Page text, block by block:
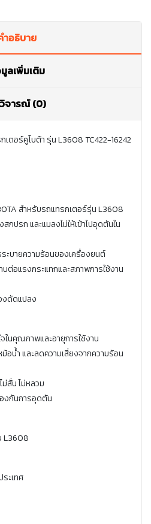
ำอธิบาย
ลเพิ่มเติม
จารณ์ (0)
เตอร์คูโบต้า รุ่น L3608 TC422-16242
สำหรับรถแทรกเตอร์รุ่น L3608
กปรก และแมลงไม่ให้เข้าไปอุดตันใน
ะบายความร้อนของเครื่องยนต์
ต่อแรงกระแทกและสภาพการใช้งาน
ดัดแปลง
ในคุณภาพและอายุการใช้งาน
อน้ำ และลดความเสี่ยงจากความร้อน
สั่น ไม่หลวม
งกันการอุดตัน
L3608
ะเทศ